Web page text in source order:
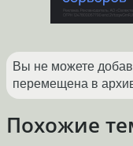
Вы не можете
перемещена в
Похожие